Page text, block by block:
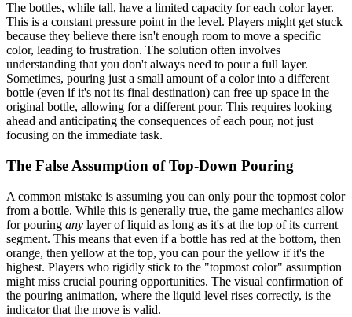
The bottles, while tall, have a limited capacity for each color layer.
This is a constant pressure point in the level. Players might get stuck
because they believe there isn't enough room to move a specific
color, leading to frustration. The solution often involves
understanding that you don't always need to pour a full layer.
Sometimes, pouring just a small amount of a color into a different
bottle (even if it's not its final destination) can free up space in the
original bottle, allowing for a different pour. This requires looking
ahead and anticipating the consequences of each pour, not just
focusing on the immediate task.
The False Assumption of Top-Down Pouring
A common mistake is assuming you can only pour the topmost color
from a bottle. While this is generally true, the game mechanics allow
for pouring any layer of liquid as long as it's at the top of its current
segment. This means that even if a bottle has red at the bottom, then
orange, then yellow at the top, you can pour the yellow if it's the
highest. Players who rigidly stick to the "topmost color" assumption
might miss crucial pouring opportunities. The visual confirmation of
the pouring animation, where the liquid level rises correctly, is the
indicator that the move is valid.